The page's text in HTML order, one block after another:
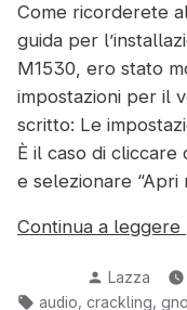
Come ricorderete
guida per
M1530, ero stato
impostazioni per il
scritto: Le
È il caso di
e selezionare “Apri
Continua a leggere
Pubblicato
da
Lazza
Tag:
audio crackling